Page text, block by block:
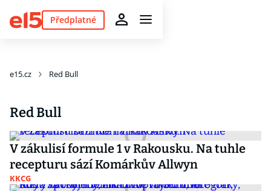
Předplatné
e15.cz Red Bull
Red Bull
V zákulisí formule 1 v Rakousku. Na tuhle
recepturu sází Komárkův Allwyn
KKCG